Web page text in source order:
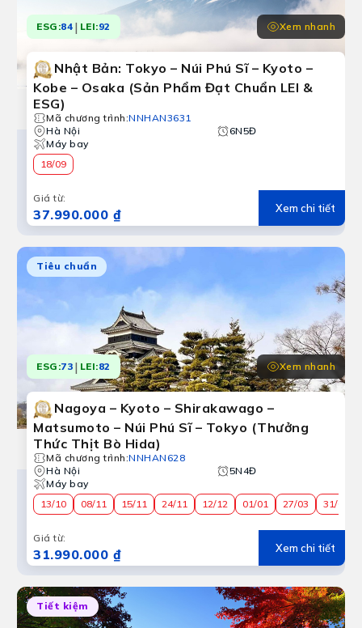
Nhật Bản
Tokyo, Kyoto, Osaka, Kobe, núi Phú Sĩ và làng cổ
ESG:84 | LEI:92 Xem nhanh
Nhật Bản: Tokyo – Núi Phú Sĩ – Kyoto –
Kobe – Osaka (Sản Phẩm Đạt Chuẩn LEI &
ESG)
Mã chương trình:NNHAN3631
Hà Nội
6N5Đ
Máy bay
18/09
Giá từ:
37.990.000 ₫ Xem chi tiết
Tiêu chuẩn
ESG:73 | LEI:82 Xem nhanh
Nagoya – Kyoto – Shirakawago –
Matsumoto – Núi Phú Sĩ – Tokyo (Thưởng
Thức Thịt Bò Hida)
Mã chương trình:NNHAN628
Hà Nội
5N4Đ
Máy bay
13/10
08/11 15/11 24/11 12/12 01/01 27/03 31/03
Giá từ:
31.990.000 ₫ Xem chi tiết
Tiết kiệm